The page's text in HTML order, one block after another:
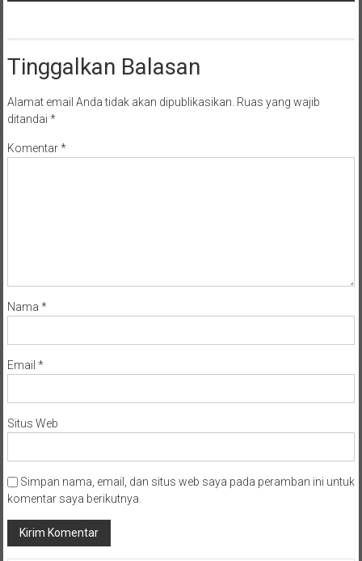
Tinggalkan Balasan
Alamat email Anda tidak akan dipublikasikan. Ruas yang wajib
ditandai *
Komentar*
Nama *
Email *
Situs Web
Simpan nama, email, dan situs web saya pada peramban ini untuk
komentar saya berikutnya.